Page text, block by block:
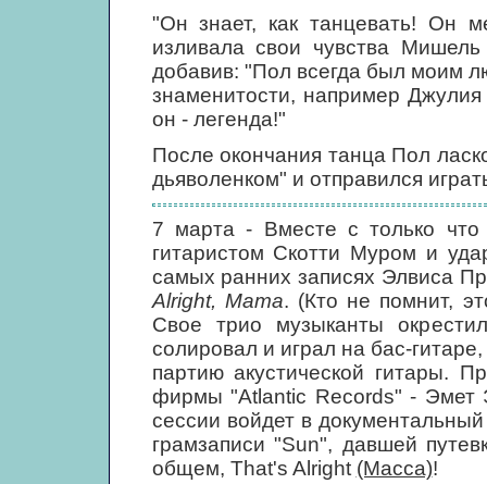
"Он знает, как танцевать! Он
изливала свои чувства
добавив: "Пол всегда был моим
знаменитости, например
он - легенда!"
После окончания танца Пол
дьяволенком" и отправился
7 марта - Вместе с только
гитаристом Скотти Муром и
самых ранних записях Элвиса
Alright, Mama. (Кто не помнит,
Свое трио музыканты
солировал и играл на бас-
партию акустической гитары.
фирмы "Atlantic Records" - Эмет
сессии войдет в
грамзаписи "Sun", давшей
общем, That's Alright (Масса)!